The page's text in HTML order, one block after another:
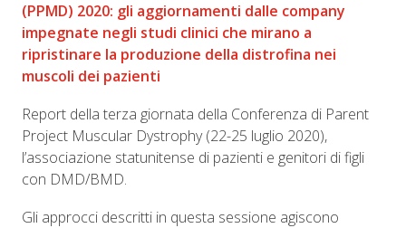
(PPMD) 2020: gli aggiornamenti dalle company
impegnate negli studi clinici che mirano a
ripristinare la produzione della distrofina nei
muscoli dei pazienti
Report della terza giornata della Conferenza di Parent
Project Muscular Dystrophy (22-25 luglio 2020),
l’associazione statunitense di pazienti e genitori di figli
con DMD/BMD.
Gli approcci descritti in questa sessione agiscono